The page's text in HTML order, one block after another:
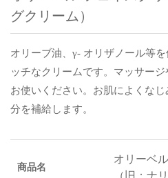
グクリーム）
オリーブ油、γ- オリザノール等
ッチなクリームです。マッサー
お使いください。お肌によくな
分を補給します。
商品名
オリーベ
（旧：ナ